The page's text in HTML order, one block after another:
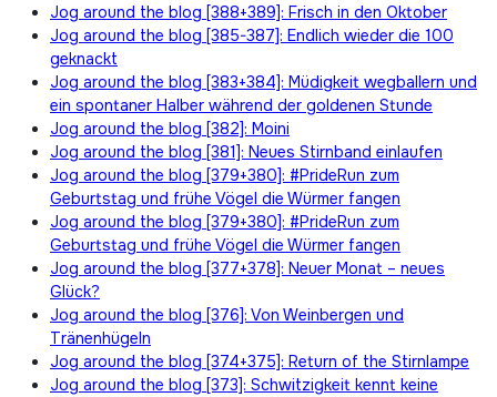
Jog around the blog [388+389]: Frisch in den Oktober
Jog around the blog [385-387]: Endlich wieder die 100
geknackt
Jog around the blog [383+384]: Müdigkeit wegballern und
ein spontaner Halber während der goldenen Stunde
Jog around the blog [382]: Moini
Jog around the blog [381]: Neues Stirnband einlaufen
Jog around the blog [379+380]: #PrideRun zum
Geburtstag und frühe Vögel die Würmer fangen
Jog around the blog [379+380]: #PrideRun zum
Geburtstag und frühe Vögel die Würmer fangen
Jog around the blog [377+378]: Neuer Monat – neues
Glück?
Jog around the blog [376]: Von Weinbergen und
Tränenhügeln
Jog around the blog [374+375]: Return of the Stirnlampe
Jog around the blog [373]: Schwitzigkeit kennt keine